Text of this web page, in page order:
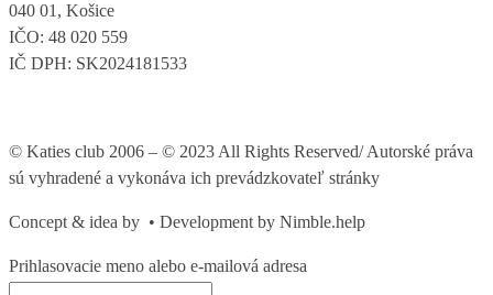
040 01, Košice
IČO: 48 020 559
IČ DPH: SK2024181533
© Katies club 2006 – © 2023 All Rights Reserved/ Autorské práva
sú vyhradené a vykonáva ich prevádzkovateľ stránky
Concept & idea by • Development by Nimble.help
Prihlasovacie meno alebo e-mailová adresa